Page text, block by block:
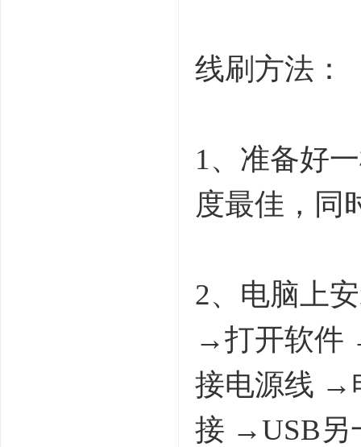
线刷方法：
1、准备好
度最佳，同
2、电脑上
→打开软件
接电源线 →
接 →USB另